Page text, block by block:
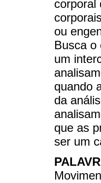
corporal
ou
Busca o
um
quando
da
que as
ser um